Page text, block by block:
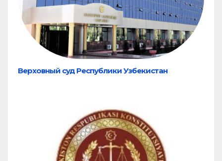
Верховный суд Республики Узбекистан